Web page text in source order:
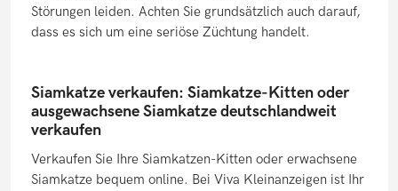
Störungen leiden. Achten Sie grundsätzlich auch darauf,
dass es sich um eine seriöse Züchtung handelt.
Siamkatze verkaufen: Siamkatze-Kitten oder
ausgewachsene Siamkatze deutschlandweit
verkaufen
Verkaufen Sie Ihre Siamkatzen-Kitten oder erwachsene
Siamkatze bequem online. Bei Viva Kleinanzeigen ist Ihr